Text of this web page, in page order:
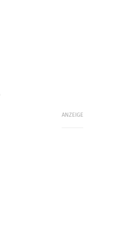
ANZEIGE